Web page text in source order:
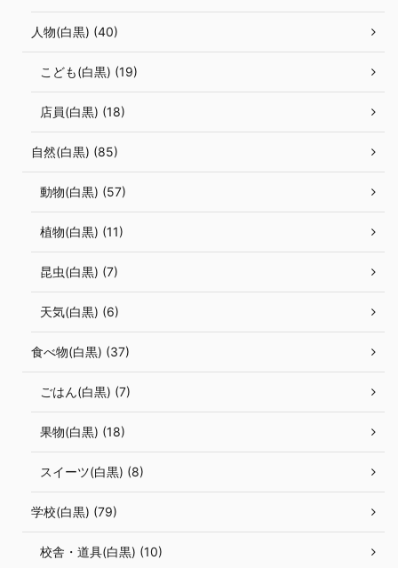
人物(白黒) (40)
こども(白黒) (19)
店員(白黒) (18)
自然(白黒) (85)
動物(白黒) (57)
植物(白黒) (11)
昆虫(白黒) (7)
天気(白黒) (6)
食べ物(白黒) (37)
ごはん(白黒) (7)
果物(白黒) (18)
スイーツ(白黒) (8)
学校(白黒) (79)
校舎・道具(白黒) (10)